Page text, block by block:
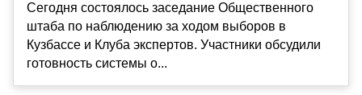
Сегодня состоялось заседание Общественного
штаба по наблюдению за ходом выборов в
Кузбассе и Клуба экспертов. Участники обсудили
готовность системы о...